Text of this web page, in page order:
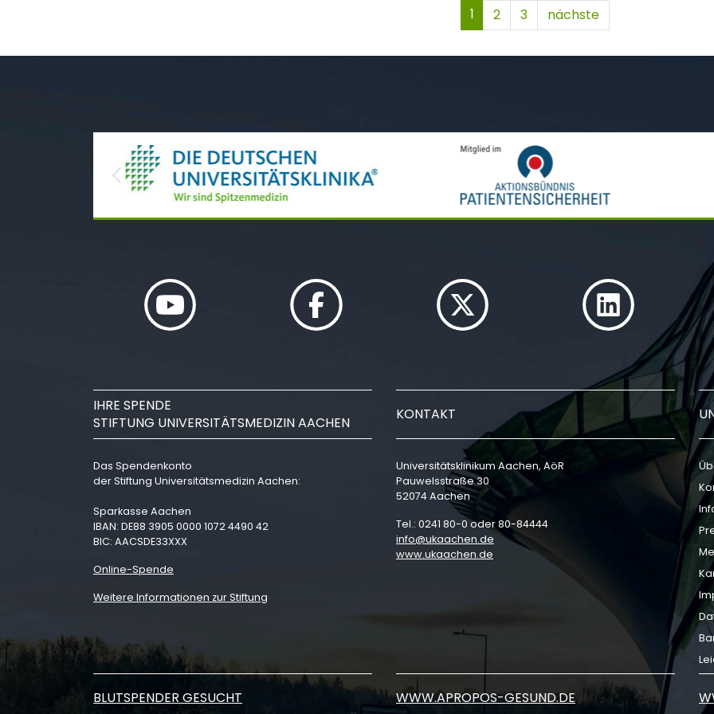
1 2 3 nächste
Previous
IHRE SPENDE
STIFTUNG UNIVERSITÄTSMEDIZIN AACHEN
Das Spendenkonto
der Stiftung Universitätsmedizin Aachen:
Sparkasse Aachen
IBAN: DE88 3905 0000 1072 4490 42
BIC: AACSDE33XXX
Online-Spende
Weitere Informationen zur Stiftung
KONTAKT
Universitätsklinikum Aachen, AöR
Pauwelsstraße 30
52074 Aachen
Tel.: 0241 80-0 oder 80-84444
info
ukaachen de
www.ukaachen.de
BLUTSPENDER GESUCHT WWW.APROPOS-GESUND.DE